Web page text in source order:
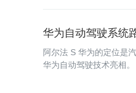
华为自动驾驶系统
阿尔法 S 华为的定位是
华为自动驾驶技术亮相。